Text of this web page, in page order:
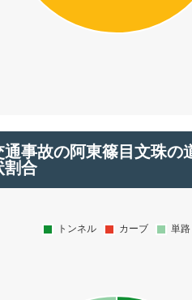
通事故の阿東篠目文珠の
割合